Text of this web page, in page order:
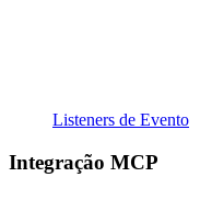
Listeners de Evento
Integração MCP